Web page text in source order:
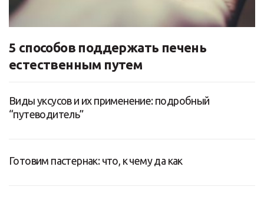
5 способов поддержать печень
естественным путем
Виды уксусов и их применение: подробный
“путеводитель”
Готовим пастернак: что, к чему да как